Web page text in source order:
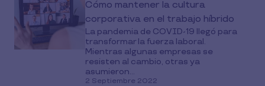
Cómo mantener la cultura
corporativa en el trabajo híbrido
La pandemia de COVID-19 llegó para
transformar la fuerza laboral.
Mientras algunas empresas se
resisten al cambio, otras ya
asumieron...
2 Septiembre 2022